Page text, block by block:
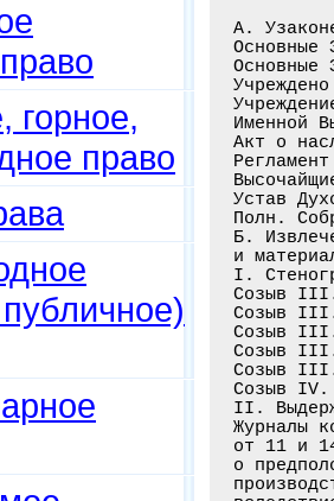
горное,
право
А.
Акт о
Устав
Полн.
Б.
и
I.
Созыв
Созыв
Созыв
Созыв
Созыв
Созыв
II.
Журналы
от 11 и
о